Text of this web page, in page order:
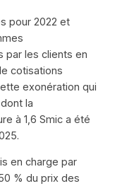
pour 2022 et
par les clients en
cotisations
exonération qui
la
à 1,6 Smic a été
en charge par
% du prix des